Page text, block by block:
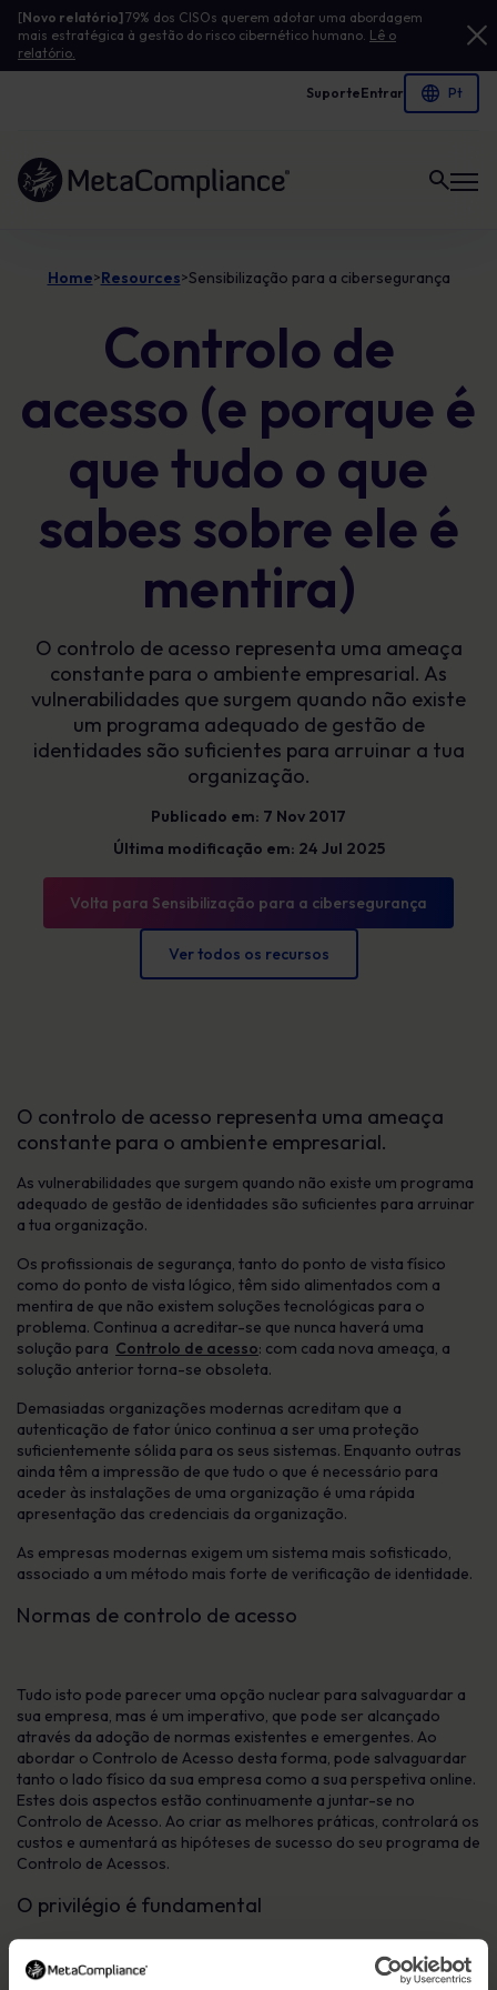
[Novo relatório]79% dos CISOs querem adotar uma abordagem
mais estratégica à gestão do risco cibernético humano. Lê o
relatório.
SuporteEntrar
Ligação à página inicial
Home>Resources>Sensibilização para a cibersegurança
Controlo de
acesso (e porque é
que tudo o que
sabes sobre ele é
mentira)
O controlo de acesso representa uma ameaça
constante para o ambiente empresarial. As
vulnerabilidades que surgem quando não existe
um programa adequado de gestão de
identidades são suficientes para arruinar a tua
organização.
Publicado em: 7 Nov 2017
Última modificação em: 24 Jul 2025
Volta para Sensibilização para a cibersegurança
Ver todos os recursos
O controlo de acesso representa uma ameaça
constante para o ambiente empresarial.
As vulnerabilidades que surgem quando não existe um programa
adequado de gestão de identidades são suficientes para arruinar
a tua organização.
Os profissionais de segurança, tanto do ponto de vista físico
como do ponto de vista lógico, têm sido alimentados com a
mentira de que não existem soluções tecnológicas para o
problema. Continua a acreditar-se que nunca haverá uma
solução para Controlo de acesso: com cada nova ameaça, a
solução anterior torna-se obsoleta.
Demasiadas organizações modernas acreditam que a
autenticação de fator único continua a ser uma proteção
suficientemente sólida para os seus sistemas. Enquanto outras
ainda têm a impressão de que tudo o que é necessário para
aceder às instalações de uma organização é uma rápida
apresentação das credenciais da organização.
As empresas modernas exigem um sistema mais sofisticado,
associado a um método mais forte de verificação de identidade.
Normas de controlo de acesso
Tudo isto pode parecer uma opção nuclear para salvaguardar a
sua empresa, mas é um imperativo, que pode ser alcançado
através da adoção de normas existentes e emergentes. Ao
abordar o Controlo de Acesso desta forma, pode salvaguardar
tanto o lado físico da sua empresa como a sua perspetiva online.
Estes dois aspectos estão continuamente a juntar-se no
Controlo de Acesso. Ao criar as melhores práticas, controlará os
custos e aumentará as hipóteses de sucesso do seu programa de
Controlo de Acessos.
O privilégio é fundamental
No passado, ter acesso a um edifício pode significar ter acesso a